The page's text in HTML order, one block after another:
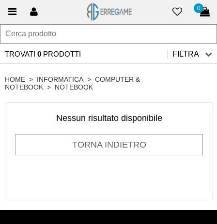
0
TROVATI 0 PRODOTTI FILTRA
HOME > INFORMATICA > COMPUTER &
NOTEBOOK > NOTEBOOK
Nessun risultato disponibile
TORNA INDIETRO